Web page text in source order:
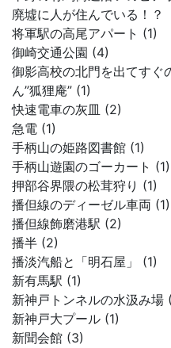
廃墟に人が住んでいる！
将軍駅の高尾アパート (1)
御崎交通公園 (4)
御影高校の北門を出てすぐ
ん”狐狸庵” (1)
快速電車の灰皿 (2)
急電 (1)
手柄山の姫路図書館 (1)
手柄山遊園のゴーカート (1)
押部谷界隈の松茸狩り (1)
播但線のディーゼル車両 (1)
播但線飾磨港駅 (2)
播半 (2)
播淡汽船と「明石屋」 (1)
新有馬駅 (1)
新神戸トンネルの水汲み場
新神戸大プール (1)
新聞会館 (3)